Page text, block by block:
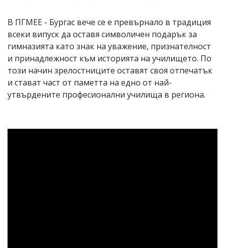
В ПГМЕЕ - Бургас вече се е превърнало в традиция
всеки випуск да оставя символичен подарък за
гимназията като знак на уважение, признателност
и принадлежност към историята на училището. По
този начин зрелостниците оставят своя отпечатък
и стават част от паметта на едно от най-
утвърдените професионални училища в региона.